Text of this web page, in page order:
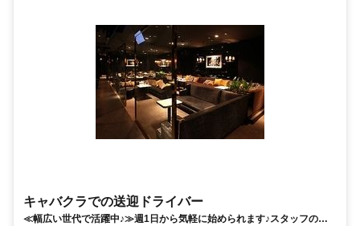
キャバクラでの送迎ドライバー
≪幅広い世代で活躍中♪≫週1日から気軽に始められます♪スタッフの送